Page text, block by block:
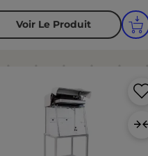
Voir Le Produit